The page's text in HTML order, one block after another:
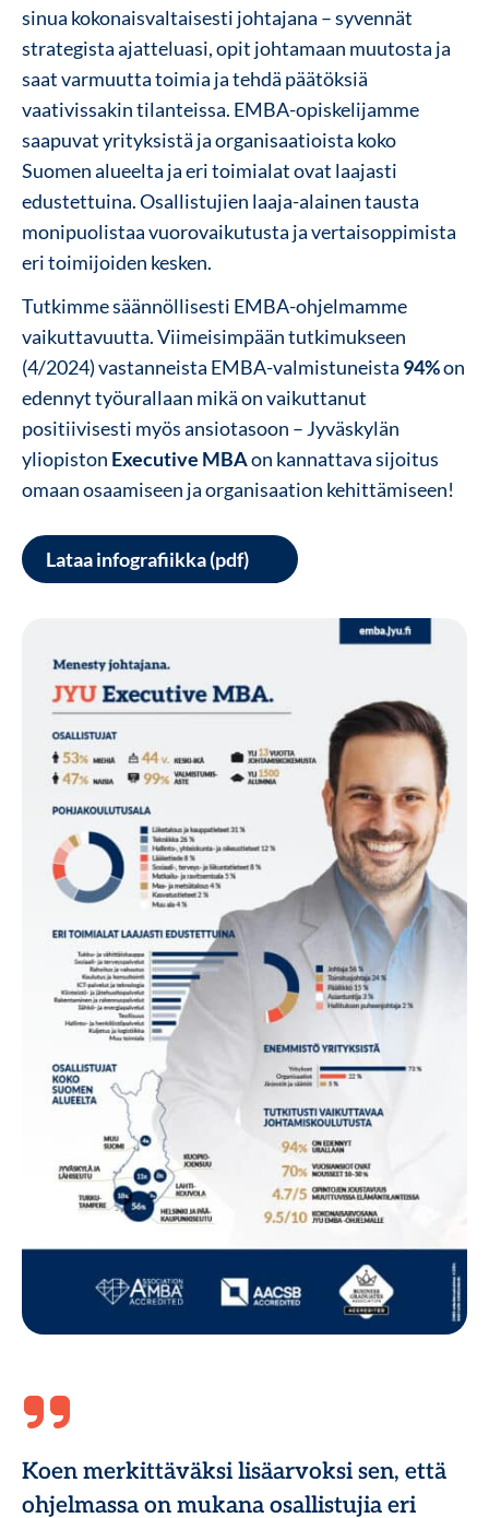
sinua kokonaisvaltaisesti johtajana – syvennät
strategista ajatteluasi, opit johtamaan muutosta ja
saat varmuutta toimia ja tehdä päätöksiä
vaativissakin tilanteissa. EMBA-opiskelijamme
saapuvat yrityksistä ja organisaatioista koko
Suomen alueelta ja eri toimialat ovat laajasti
edustettuina. Osallistujien laaja-alainen tausta
monipuolistaa vuorovaikutusta ja vertaisoppimista
eri toimijoiden kesken.
Tutkimme säännöllisesti EMBA-ohjelmamme
vaikuttavuutta. Viimeisimpään tutkimukseen
(4/2024) vastanneista EMBA-valmistuneista 94%on
edennyt työurallaan mikä on vaikuttanut
positiivisesti myös ansiotasoon – Jyväskylän
yliopiston Executive MBAon kannattava sijoitus
omaan osaamiseen ja organisaation kehittämiseen!
Lataa infografiikka (pdf)
Koen merkittäväksi lisäarvoksi sen, että
ohjelmassa on mukana osallistujia eri